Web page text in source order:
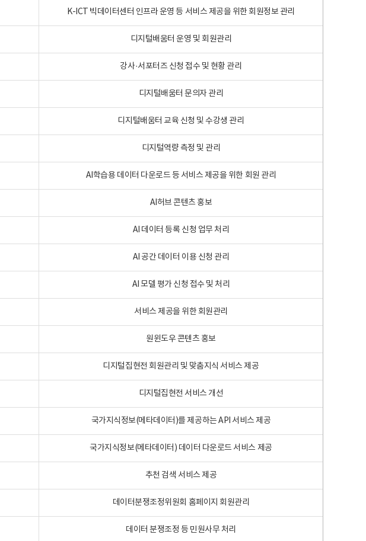
K-ICT 빅데이터센터 인프라 운영 등 서비스 제공을 위한 회원정보 관리
디지털배움터 운영 및 회원관리
강사·서포터즈 신청 접수 및 현황 관리
디지털배움터 문의자 관리
디지털배움터 교육 신청 및 수강생 관리
디지털역량 측정 및 관리
AI학습용 데이터 다운로드 등 서비스 제공을 위한 회원 관리
AI허브 콘텐츠 홍보
AI 데이터 등록 신청 업무 처리
AI 공간 데이터 이용 신청 관리
AI 모델 평가 신청 접수 및 처리
서비스 제공을 위한 회원관리
원윈도우 콘텐츠 홍보
디지털집현전 회원관리 및 맞춤지식 서비스 제공
디지털집현전 서비스 개선
국가지식정보(메타데이터)를 제공하는 API 서비스 제공
국가지식정보(메타데이터) 데이터 다운로드 서비스 제공
추천 검색 서비스 제공
데이터분쟁조정위원회 홈페이지 회원관리
데이터 분쟁조정 등 민원사무 처리